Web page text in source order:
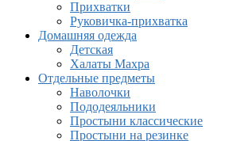
Прихватки
Руковичка-прихватка
Домашняя одежда
Детская
Халаты Махра
Отдельные предметы
Наволочки
Пододеяльники
Простыни классические
Простыни на резинке